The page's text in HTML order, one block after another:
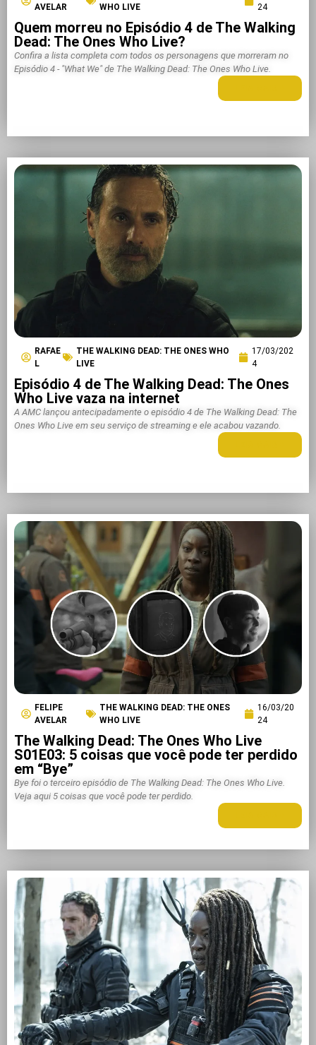
AVELAR
WHO LIVE
24
Quem morreu no Episódio 4 de The Walking
Dead: The Ones Who Live?
Confira a lista completa com todos os personagens que morreram no
Episódio 4 - "What We" de The Walking Dead: The Ones Who Live.
RAFAE
L
THE WALKING DEAD: THE ONES WHO
LIVE
17/03/202
4
Episódio 4 de The Walking Dead: The Ones
Who Live vaza na internet
A AMC lançou antecipadamente o episódio 4 de The Walking Dead: The
Ones Who Live em seu serviço de streaming e ele acabou vazando.
FELIPE
AVELAR
THE WALKING DEAD: THE ONES
WHO LIVE
16/03/20
24
The Walking Dead: The Ones Who Live
S01E03: 5 coisas que você pode ter perdido
em “Bye”
Bye foi o terceiro episódio de The Walking Dead: The Ones Who Live.
Veja aqui 5 coisas que você pode ter perdido.